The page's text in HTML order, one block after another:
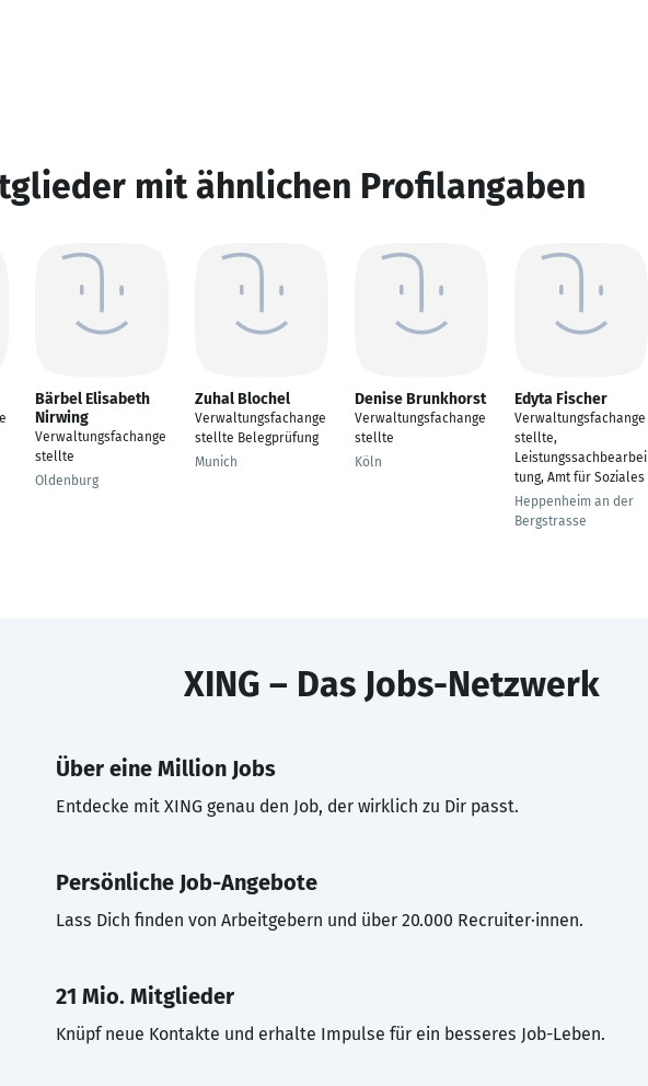
mit ähnlichen Profilangaben
Bärbel Elisabeth
Nirwing
Verwaltungsfachange
stellte
Oldenburg
Zuhal Blochel
Verwaltungsfachange
stellte Belegprüfung
Munich
Denise Brunkhorst
Verwaltungsfachange
stellte
Köln
Edyta Fischer
Verwaltungsfachange
stellte,
Leistungssachbearbei
tung, Amt für Soziales
Heppenheim an der
Bergstrasse
XING – Das Jobs-Netzwerk
Über eine Million Jobs
Entdecke mit XING genau den Job, der wirklich zu Dir passt.
Persönliche Job-Angebote
Lass Dich finden von Arbeitgebern und über 20.000 Recruiter·innen.
21 Mio. Mitglieder
Knüpf neue Kontakte und erhalte Impulse für ein besseres Job-Leben.